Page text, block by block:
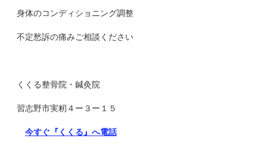
身体のコンディショニング調整
不定愁訴の痛みご相談ください
くくる整骨院・鍼灸院
習志野市実籾４ー３ー１５
今すぐ『くくる』へ電話